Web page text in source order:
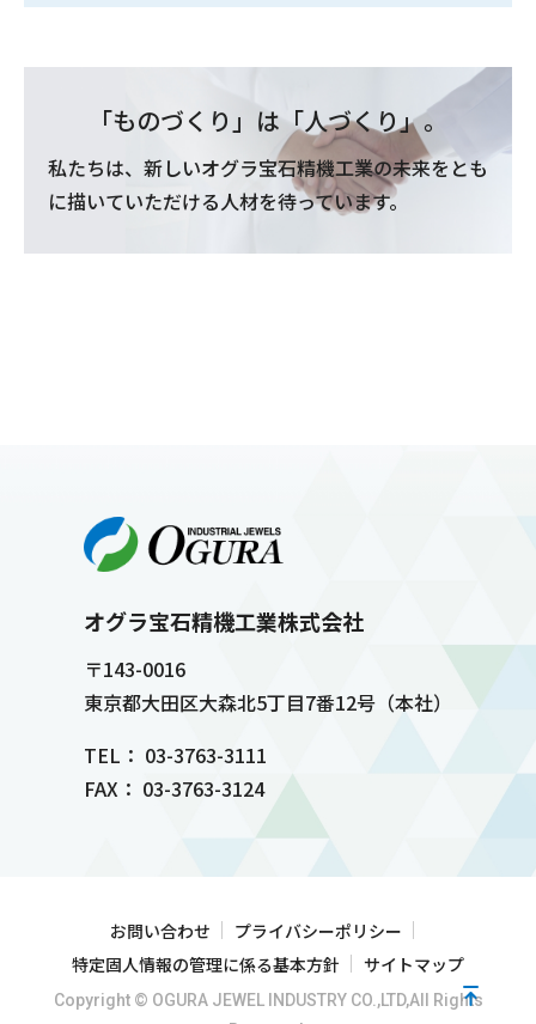
「ものづくり」は「人づくり」。
私たちは、新しいオグラ宝石精機工業の未来をとも
に描いていただける人材を待っています。
オグラ宝石精機工業株式会社
〒143-0016
東京都大田区大森北5丁目7番12号（本社）
TEL： 03-3763-3111
FAX： 03-3763-3124
お問い合わせ
プライバシーポリシー
特定固人情報の管理に係る基本方針
サイトマップ
Copyright © OGURA JEWEL INDUSTRY CO.,LTD,All Rights